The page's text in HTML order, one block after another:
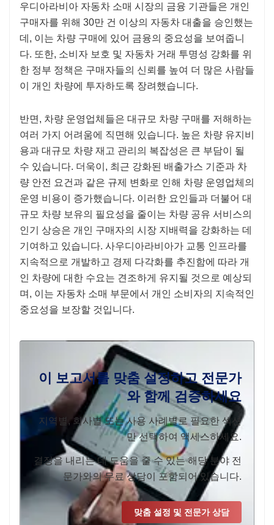
우디아라비아 자동차 소매 시장의 금융 기관들은 개인
구매자를 위해 30만 건 이상의 자동차 대출을 승인했는
데, 이는 차량 구매에 있어 금융의 중요성을 보여줍니
다. 또한, 소비자 보호 및 자동차 거래 투명성 강화를 위
한 정부 정책은 구매자들의 신뢰를 높여 더 많은 사람들
이 개인 차량에 투자하도록 장려했습니다.
반면, 차량 운영업체들은 대규모 차량 구매를 저해하는
여러 가지 어려움에 직면해 있습니다. 높은 차량 유지비
용과 대규모 차량 재고 관리의 복잡성은 큰 부담이 될
수 있습니다. 더욱이, 최근 강화된 배출가스 기준과 차
량 안전 요건과 같은 규제 변화로 인해 차량 운영업체의
운영 비용이 증가했습니다. 이러한 요인들과 더불어 대
규모 차량 보유의 필요성을 줄이는 차량 공유 서비스의
인기 상승은 개인 구매자의 시장 지배력을 강화하는 데
기여하고 있습니다. 사우디아라비아가 교통 인프라를
지속적으로 개발하고 경제 다각화를 추진함에 따라 개
인 차량에 대한 수요는 견조하게 유지될 것으로 예상되
며, 이는 자동차 소매 부문에서 개인 소비자의 지속적인
중요성을 보장할 것입니다.
이 보고서를 맞춤 설정하고 전문가
와 함께 검증하세요
지역별, 회사별 또는 사용 사례별로 필요한 섹션
만 선택하여 액세스하세요.
결정을 내리는 데 도움을 줄 수 있는 해당 분야 전
문가와의 무료 상담이 포함되어 있습니다.
맞춤 설정 및 전문가 상담